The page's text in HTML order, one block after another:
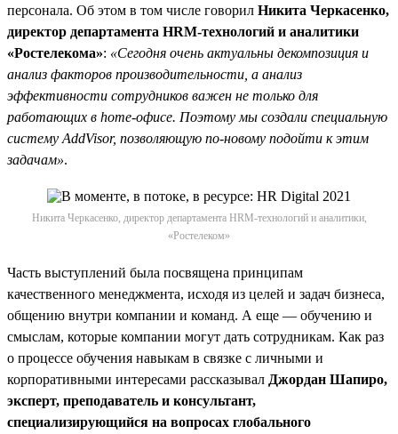
персонала. Об этом в том числе говорил Никита Черкасенко,
директор департамента HRM-технологий и аналитики
«Ростелекома»: «Сегодня очень актуальны декомпозиция и
анализ факторов производительности, а анализ
эффективности сотрудников важен не только для
работающих в home-офисе. Поэтому мы создали специальную
систему AddVisor, позволяющую по-новому подойти к этим
задачам».
Никита Черкасенко, директор департамента HRM-технологий и аналитики,
«Ростелеком»
Часть выступлений была посвящена принципам
качественного менеджмента, исходя из целей и задач бизнеса,
общению внутри компании и команд. А еще — обучению и
смыслам, которые компании могут дать сотрудникам. Как раз
о процессе обучения навыкам в связке с личными и
корпоративными интересами рассказывал Джордан Шапиро,
эксперт, преподаватель и консультант,
специализирующийся на вопросах глобального